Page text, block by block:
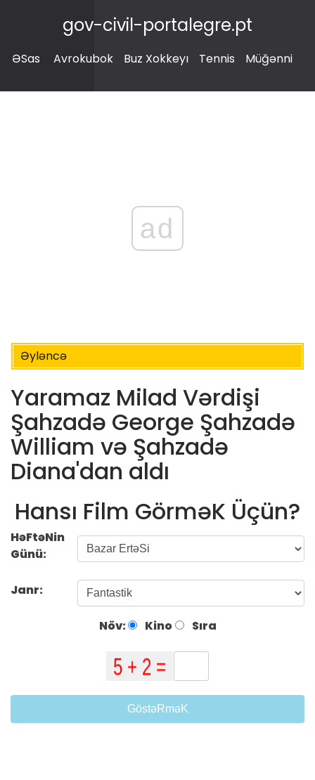
gov-civil-portalegre.pt
ƏSas Avrokubok Buz Xokkeyı Tennis Müğənni
ad
Əyləncə
Yaramaz Milad Vərdişi
Şahzadə George Şahzadə
William və Şahzadə
Diana'dan aldı
Hansı Film GörməK Üçün?
HəFtəNin
Günü:
Janr:
Növ: Kino Sıra
GöstəRməK